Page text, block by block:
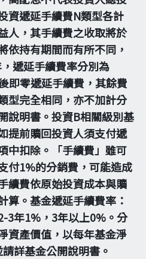
資遞延手續費N類型各計
人，其手續費之收取將於
依持有期間而有所不同，
遞延手續費率分別為
即零遞延手續費，其餘費
型完全相同，亦不加計分
說明書。投資B相關級別基
提前贖回投資人須支付遞
中扣除。「手續費」雖可
付1%的分銷費，可能造成
續費依原始投資成本與贖
算。基金遞延手續費率：
3年1%，3年以上0%。分
資產價值，以每年基金淨
詳基金公開說明書。